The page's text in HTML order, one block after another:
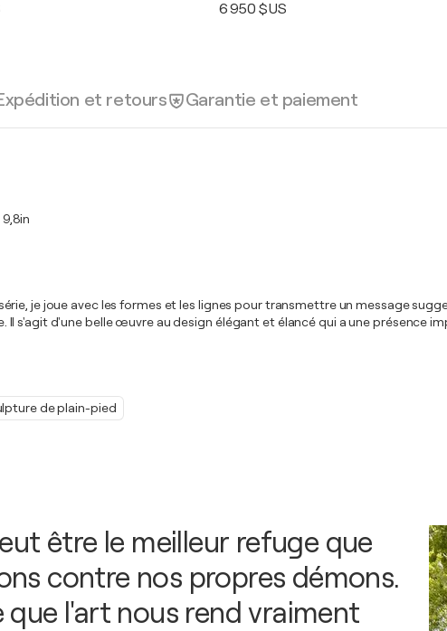
6 950 $US
et retours Garantie et paiement
9,8in
je joue avec les formes et les lignes pour transmettre un message
s'agit d'une belle œuvre au design élégant et élancé qui a une présence
de plain-pied
être le meilleur refuge que
contre nos propres démons.
que l'art nous rend vraiment